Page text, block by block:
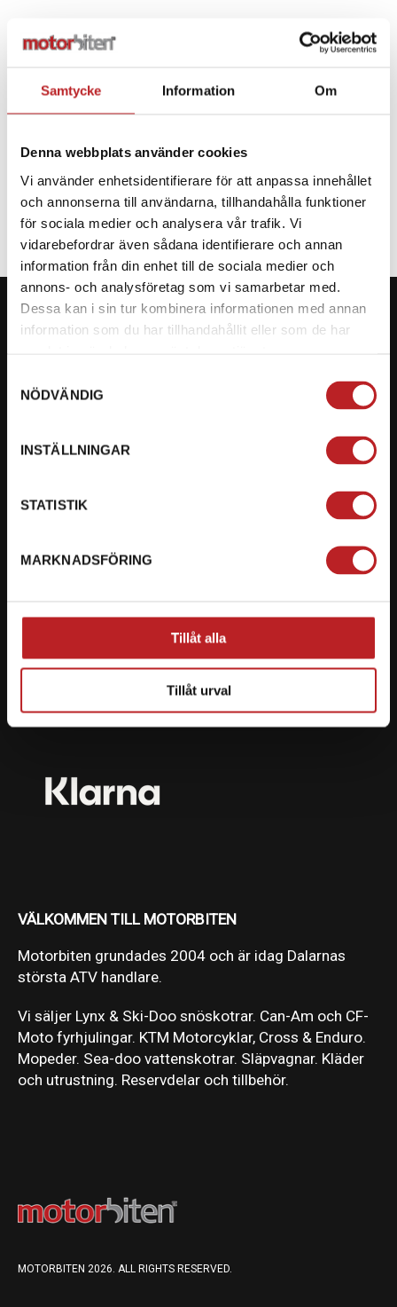
Samtycke Information Om
Denna webbplats använder cookies
Vi använder enhetsidentifierare för att anpassa innehållet
och annonserna till användarna, tillhandahålla funktioner
för sociala medier och analysera vår trafik. Vi
vidarebefordrar även sådana identifierare och annan
information från din enhet till de sociala medier och
annons- och analysföretag som vi samarbetar med.
Dessa kan i sin tur kombinera informationen med annan
information som du har tillhandahållit eller som de har
NÖDVÄNDIG
INSTÄLLNINGAR
STATISTIK
MARKNADSFÖRING
Tillåt alla
Tillåt urval
- +
SPECIFIKATION
Org. nummer: 5566689278
Ryckepungsvägen 3, 79177 Falun
Vi erbjuder flera olika betalsätt. Dina köp är alltid
skyddade med krypteringsteknik.
VÄLKOMMEN TILL MOTORBITEN
Motorbiten grundades 2004 och är idag Dalarnas
största ATV handlare.
Vi säljer Lynx & Ski-Doo snöskotrar. Can-Am och CF-
Moto fyrhjulingar. KTM Motorcyklar, Cross & Enduro.
Mopeder. Sea-doo vattenskotrar. Släpvagnar. Kläder
och utrustning. Reservdelar och tillbehör.
MOTORBITEN 2026. ALL RIGHTS RESERVED.